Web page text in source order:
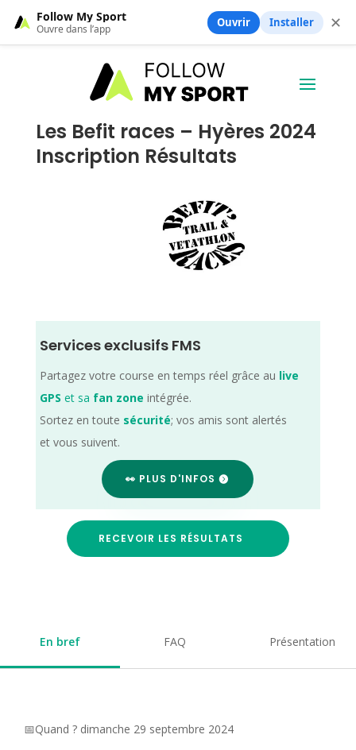
Les Befit races – Hyères 2024
Inscription Résultats
Services exclusifs FMS
Partagez votre course en temps réel grâce au live
GPS et sa fan zone intégrée.
Sortez en toute sécurité; vos amis sont alertés
et vous suivent.
👀 PLUS D'INFOS
RECEVOIR LES RÉSULTATS
En bref FAQ Présentation
📅Quand ? dimanche 29 septembre 2024
Follow My Sport
Ouvre dans l’app Ouvrir Installer ✕